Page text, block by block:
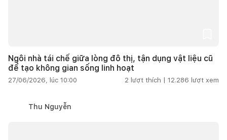
Ngôi nhà tái chế giữa lòng đô thị, tận dụng vật liệu cũ
để tạo không gian sống linh hoạt
27/06/2026, lúc 10:00 2 lượt thích | 12.286 lượt xem
Thu Nguyễn